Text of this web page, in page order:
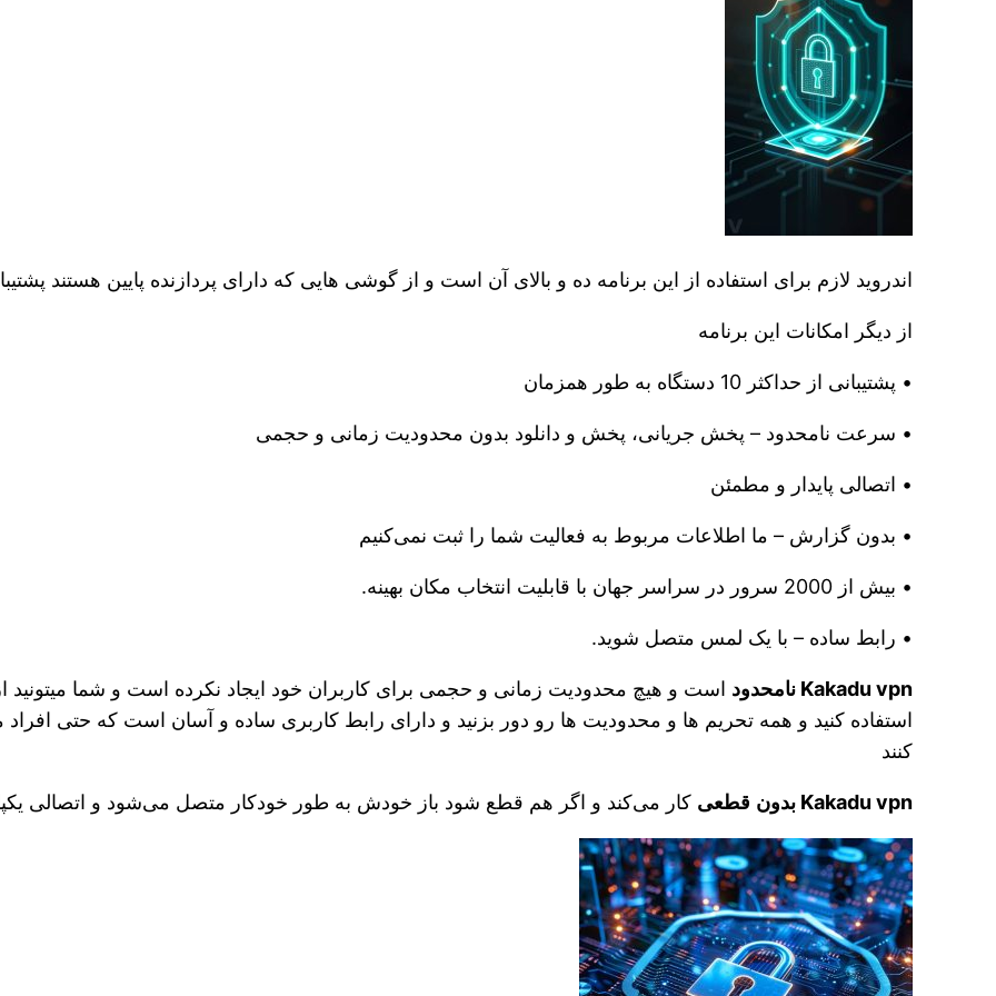
اندروید لازم برای استفاده از این برنامه ده و بالای آن است و از گوشی هایی که دارای پردازنده پایین هستند
از دیگر امکانات این برنامه
• پشتیبانی از حداکثر 10 دستگاه به طور همزمان
• سرعت نامحدود – پخش جریانی، پخش و دانلود بدون محدودیت زمانی و حجمی
• اتصالی پایدار و مطمئن
• بدون گزارش – ما اطلاعات مربوط به فعالیت شما را ثبت نمی‌کنیم
• بیش از 2000 سرور در سراسر جهان با قابلیت انتخاب مکان بهینه.
• رابط ساده – با یک لمس متصل شوید.
Kakadu vpn نامحدود
است و هیچ محدودیت زمانی و حجمی برای کاربران خود ایجاد نکرده است و شما میتونید
استفاده کنید و همه تحریم ها و محدودیت ها رو دور بزنید و دارای رابط کاربری ساده و آسان است که حتی افراد
کنند
Kakadu vpn بدون قطعی کار می‌کند و اگر هم قطع شود باز خودش به طور خودکار متصل می‌شود و اتصالی